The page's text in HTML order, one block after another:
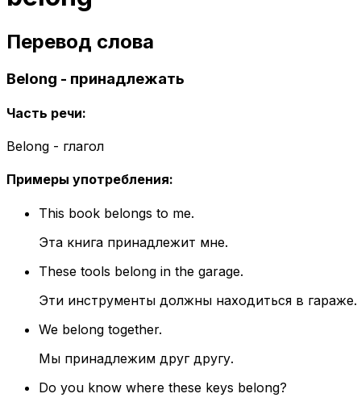
Перевод слова
Belong - принадлежать
Часть речи:
Belong - глагол
Примеры употребления:
This book belongs to me.
Эта книга принадлежит мне.
These tools belong in the garage.
Эти инструменты должны находиться в гараже.
We belong together.
Мы принадлежим друг другу.
Do you know where these keys belong?